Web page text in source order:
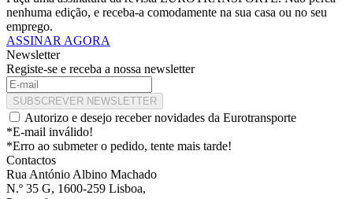
nenhuma edição, e receba-a comodamente na sua casa ou no seu
emprego.
ASSINAR AGORA
Newsletter
Registe-se e receba a nossa newsletter
SUBSCREVER NEWSLETTER
Autorizo e desejo receber novidades da Eurotransporte
*E-mail inválido!
*Erro ao submeter o pedido, tente mais tarde!
Contactos
Rua António Albino Machado
N.º 35 G, 1600-259 Lisboa,